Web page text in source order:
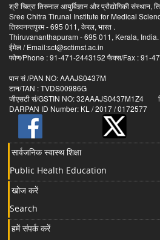
श्री चित्रा तिरुनाल आयुर्विज्ञान और प्रौद्योगिकी संस्थान,
Sree Chitra Tirunal Institute for Medical
तिरुवनन्तपुरम - 695 011, केरल, भारत .
Thiruvananthapuram - 695 011, Kerala, India.
ईमेल / Email:sct@sctimst.ac.in
फोण/Phone : 91-471-2443152 फैक्स/Fax : 91-
पान सं /PAN NO: AAAJS0437M
टान/TAN : TVDS00986G
जीएसटी सं/GSTIN NO: 32AAAJS0437M1Z4
DARPAN ID Number: KL / 2017 / 0172577
सार्वजनिक स्वास्थ शिक्षा
Public Health Education
खोज करें
Search
हमें संपर्क करें